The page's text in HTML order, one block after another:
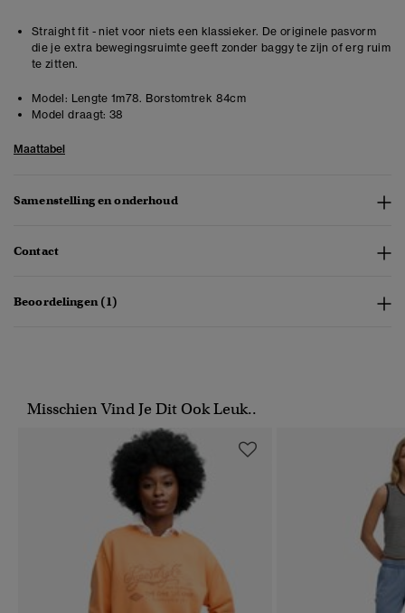
Straight fit - niet voor niets een klassieker. De originele pasvorm
die je extra bewegingsruimte geeft zonder baggy te zijn of erg ruim
te zitten.
Model: Lengte 1m78. Borstomtrek 84cm
Model draagt: 38
Maattabel
Samenstelling en onderhoud
Contact
Beoordelingen (1)
Misschien Vind Je Dit Ook Leuk..